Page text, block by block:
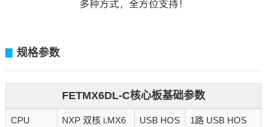
规格参数
FETMX6DL-C核心板基础参数
CPU
NXP 双核 i.MX6
USB HOS
1路 USB HOS